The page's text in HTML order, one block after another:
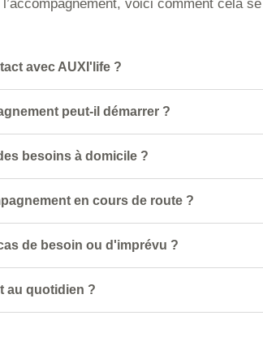
voici comment cela
avec AUXI'life ?
peut-il démarrer ?
besoins à domicile ?
en cours de route ?
de besoin ou d'imprévu ?
au quotidien ?